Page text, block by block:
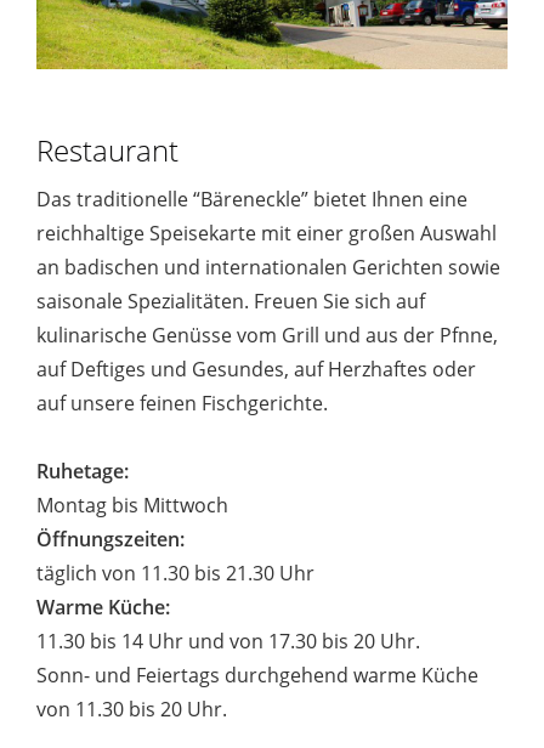
Restaurant
Das traditionelle “Bäreneckle” bietet Ihnen eine
reichhaltige Speisekarte mit einer großen Auswahl
an badischen und internationalen Gerichten sowie
saisonale Spezialitäten. Freuen Sie sich auf
kulinarische Genüsse vom Grill und aus der Pfnne,
auf Deftiges und Gesundes, auf Herzhaftes oder
auf unsere feinen Fischgerichte.
Ruhetage:
Montag bis Mittwoch
Öffnungszeiten:
täglich von 11.30 bis 21.30 Uhr
Warme Küche:
11.30 bis 14 Uhr und von 17.30 bis 20 Uhr.
Sonn- und Feiertags durchgehend warme Küche
von 11.30 bis 20 Uhr.